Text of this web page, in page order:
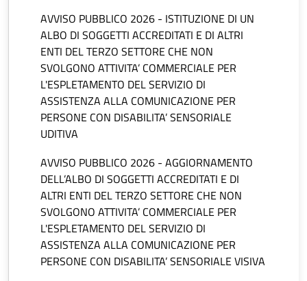
AVVISO PUBBLICO 2026 - ISTITUZIONE DI UN
ALBO DI SOGGETTI ACCREDITATI E DI ALTRI
ENTI DEL TERZO SETTORE CHE NON
SVOLGONO ATTIVITA’ COMMERCIALE PER
L'ESPLETAMENTO DEL SERVIZIO DI
ASSISTENZA ALLA COMUNICAZIONE PER
PERSONE CON DISABILITA’ SENSORIALE
UDITIVA
AVVISO PUBBLICO 2026 - AGGIORNAMENTO
DELL’ALBO DI SOGGETTI ACCREDITATI E DI
ALTRI ENTI DEL TERZO SETTORE CHE NON
SVOLGONO ATTIVITA’ COMMERCIALE PER
L'ESPLETAMENTO DEL SERVIZIO DI
ASSISTENZA ALLA COMUNICAZIONE PER
PERSONE CON DISABILITA’ SENSORIALE VISIVA